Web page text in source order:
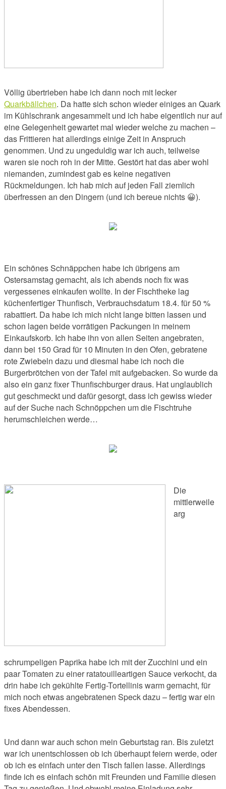
Völlig übertrieben habe ich dann noch mit lecker
Quarkbällchen. Da hatte sich schon wieder einiges an Quark
im Kühlschrank angesammelt und ich habe eigentlich nur auf
eine Gelegenheit gewartet mal wieder welche zu machen –
das Frittieren hat allerdings einige Zeit in Anspruch
genommen. Und zu ungeduldig war ich auch, teilweise
waren sie noch roh in der Mitte. Gestört hat das aber wohl
niemanden, zumindest gab es keine negativen
Rückmeldungen. Ich hab mich auf jeden Fall ziemlich
überfressen an den Dingern (und ich bereue nichts 😀).
Ein schönes Schnäppchen habe ich übrigens am
Ostersamstag gemacht, als ich abends noch fix was
vergessenes einkaufen wollte. In der Fischtheke lag
küchenfertiger Thunfisch, Verbrauchsdatum 18.4. für 50 %
rabattiert. Da habe ich mich nicht lange bitten lassen und
schon lagen beide vorrätigen Packungen in meinem
Einkaufskorb. Ich habe ihn von allen Seiten angebraten,
dann bei 150 Grad für 10 Minuten in den Ofen, gebratene
rote Zwiebeln dazu und diesmal habe ich noch die
Burgerbrötchen von der Tafel mit aufgebacken. So wurde da
also ein ganz fixer Thunfischburger draus. Hat unglaublich
gut geschmeckt und dafür gesorgt, dass ich gewiss wieder
auf der Suche nach Schnöppchen um die Fischtruhe
herumschleichen werde…
Die
mittlerweile
arg
schrumpeligen Paprika habe ich mit der Zucchini und ein
paar Tomaten zu einer ratatouilleartigen Sauce verkocht, da
drin habe ich gekühlte Fertig-Tortellinis warm gemacht, für
mich noch etwas angebratenen Speck dazu – fertig war ein
fixes Abendessen.
Und dann war auch schon mein Geburtstag ran. Bis zuletzt
war ich unentschlossen ob ich überhaupt feiern werde, oder
ob ich es einfach unter den Tisch fallen lasse. Allerdings
finde ich es einfach schön mit Freunden und Familie diesen